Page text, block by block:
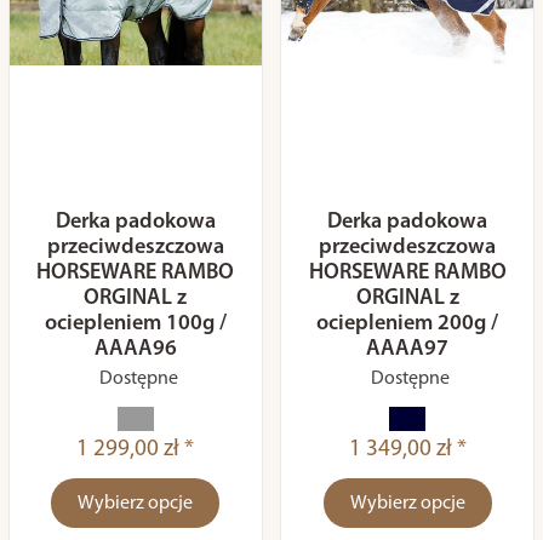
Derka padokowa
przeciwdeszczowa
HORSEWARE RAMBO
ORGINAL z
ociepleniem 100g /
AAAA96
Dostępne
1 299,00 zł *
Wybierz opcje
Derka padokowa
przeciwdeszczowa
HORSEWARE RAMBO
ORGINAL z
ociepleniem 200g /
AAAA97
Dostępne
1 349,00 zł *
Wybierz opcje